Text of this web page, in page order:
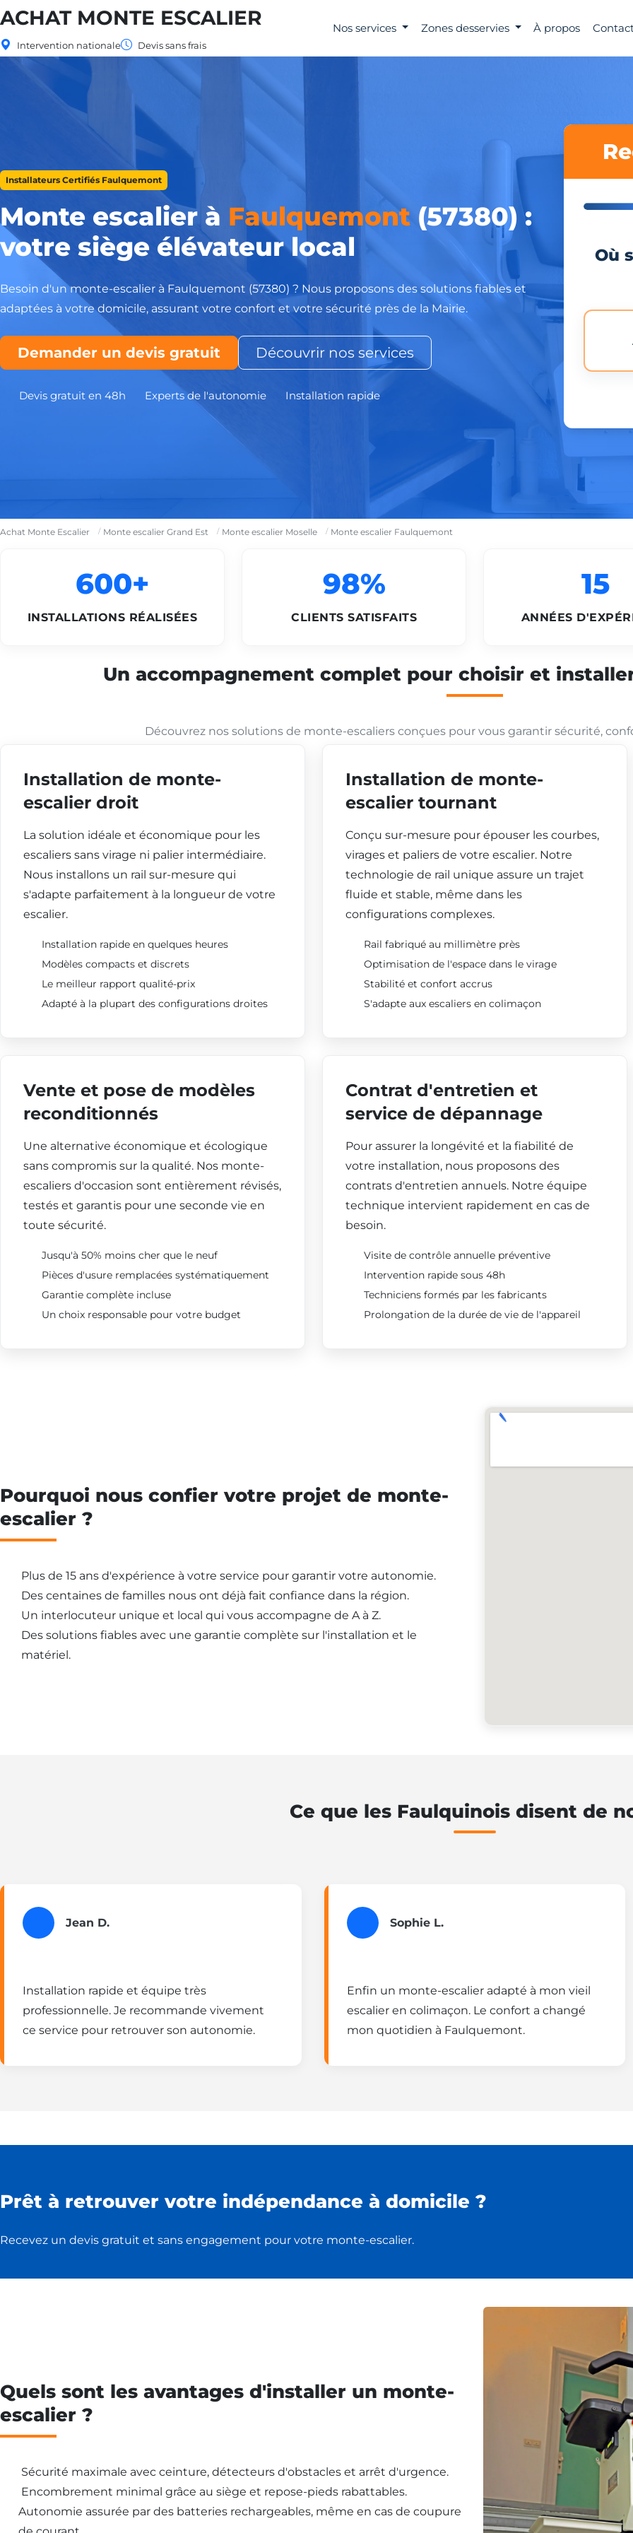
ACHAT MONTE ESCALIER
Intervention nationale Devis sans frais
Nos services Zones desservies À propos
Installateurs Certifiés Faulquemont
Monte escalier à Faulquemont (57380) :
votre siège élévateur local
Besoin d'un monte-escalier à Faulquemont (57380) ? Nous proposons des solutions fiables et
adaptées à votre domicile, assurant votre confort et votre sécurité près de la Mairie.
Demander un devis gratuit Découvrir nos services
Devis gratuit en 48h Experts de l'autonomie Installation rapide
Où
Achat Monte Escalier Monte escalier Grand Est Monte escalier Moselle Monte escalier Faulquemont
600+
INSTALLATIONS RÉALISÉES
98%
CLIENTS SATISFAITS
15
ANNÉES
Un accompagnement complet pour choisir et
Découvrez nos solutions de monte-escaliers conçues pour vous garantir sécurité,
Installation de monte-
escalier droit
La solution idéale et économique pour les
escaliers sans virage ni palier intermédiaire.
Nous installons un rail sur-mesure qui
s'adapte parfaitement à la longueur de votre
escalier.
Installation rapide en quelques heures
Modèles compacts et discrets
Le meilleur rapport qualité-prix
Adapté à la plupart des configurations droites
Installation de monte-
escalier tournant
Conçu sur-mesure pour épouser les courbes,
virages et paliers de votre escalier. Notre
technologie de rail unique assure un trajet
fluide et stable, même dans les
configurations complexes.
Rail fabriqué au millimètre près
Optimisation de l'espace dans le virage
Stabilité et confort accrus
S'adapte aux escaliers en colimaçon
Vente et pose de modèles
reconditionnés
Une alternative économique et écologique
sans compromis sur la qualité. Nos monte-
escaliers d'occasion sont entièrement révisés,
testés et garantis pour une seconde vie en
toute sécurité.
Jusqu'à 50% moins cher que le neuf
Pièces d'usure remplacées systématiquement
Garantie complète incluse
Un choix responsable pour votre budget
Contrat d'entretien et
service de dépannage
Pour assurer la longévité et la fiabilité de
votre installation, nous proposons des
contrats d'entretien annuels. Notre équipe
technique intervient rapidement en cas de
besoin.
Visite de contrôle annuelle préventive
Intervention rapide sous 48h
Techniciens formés par les fabricants
Prolongation de la durée de vie de l'appareil
Pourquoi nous confier votre projet de monte-
escalier ?
Plus de 15 ans d'expérience à votre service pour garantir votre autonomie.
Des centaines de familles nous ont déjà fait confiance dans la région.
Un interlocuteur unique et local qui vous accompagne de A à Z.
Des solutions fiables avec une garantie complète sur l'installation et le
matériel.
Ce que les Faulquinois disent de
Jean D.
Installation rapide et équipe très
professionnelle. Je recommande vivement
ce service pour retrouver son autonomie.
Sophie L.
Enfin un monte-escalier adapté à mon vieil
escalier en colimaçon. Le confort a changé
mon quotidien à Faulquemont.
Prêt à retrouver votre indépendance à domicile ?
Recevez un devis gratuit et sans engagement pour votre monte-escalier.
Quels sont les avantages d'installer un monte-
escalier ?
Sécurité maximale avec ceinture, détecteurs d'obstacles et arrêt d'urgence.
Encombrement minimal grâce au siège et repose-pieds rabattables.
Autonomie assurée par des batteries rechargeables, même en cas de coupure